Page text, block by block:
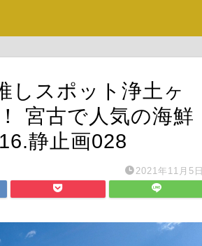
しスポット浄土ヶ
宮古で人気の海鮮
静止画028
2021年11月5日